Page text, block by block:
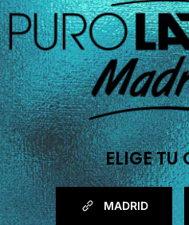
ELIGE TU
MADRID